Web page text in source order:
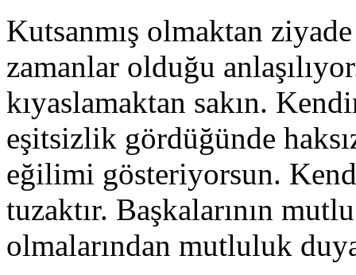
Kutsanmış olmaktan
zamanlar olduğu
kıyaslamaktan sakın.
eşitsizlik gördüğünde
eğilimi gösteriyorsun.
tuzaktır. Başkalarının
olmalarından mutluluk